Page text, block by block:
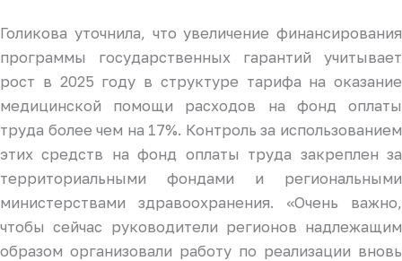
Голикова уточнила, что увеличение финансирования
программы государственных гарантий учитывает
рост в 2025 году в структуре тарифа на оказание
медицинской помощи расходов на фонд оплаты
труда более чем на 17%. Контроль за использованием
этих средств на фонд оплаты труда закреплен за
территориальными фондами и региональными
министерствами здравоохранения. «Очень важно,
чтобы сейчас руководители регионов надлежащим
образом организовали работу по реализации вновь